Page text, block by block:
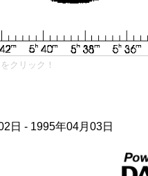
クリック！
日 - 1995年04月03日